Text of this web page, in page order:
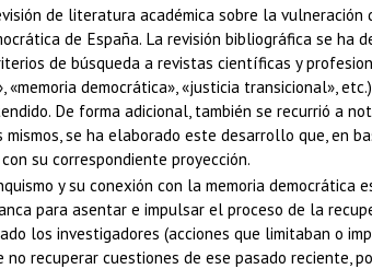
de literatura académica sobre la
de España. La revisión bibliográfica se
de búsqueda a revistas científicas y
democrática», «justicia transicional»,
De forma adicional, también se recurrió a
se ha elaborado este desarrollo que, en
su correspondiente proyección.
y su conexión con la memoria democrática
para asentar e impulsar el proceso de la
los investigadores (acciones que limitaban o
recuperar cuestiones de ese pasado reciente,